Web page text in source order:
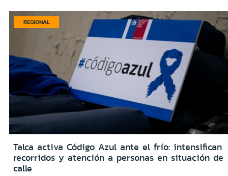
REGIONAL
Talca activa Código Azul ante el frío: intensifican
recorridos y atención a personas en situación de
calle